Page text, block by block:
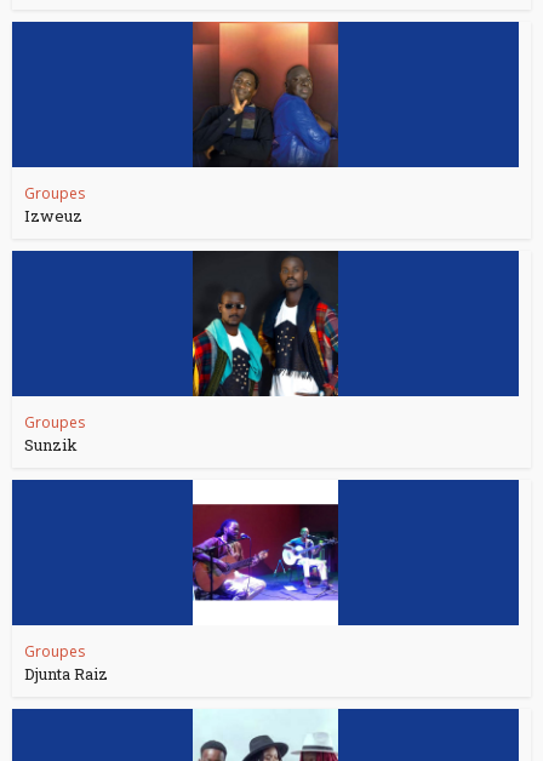
Groupes
Izweuz
Groupes
Sunzik
Groupes
Djunta Raiz